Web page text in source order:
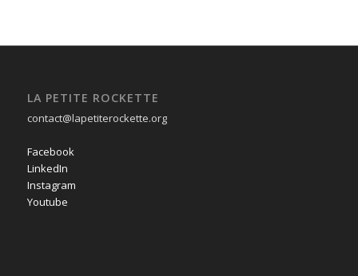
LA PETITE ROCKETTE
contact@lapetiterockette.org
Facebook
LinkedIn
Instagram
Youtube